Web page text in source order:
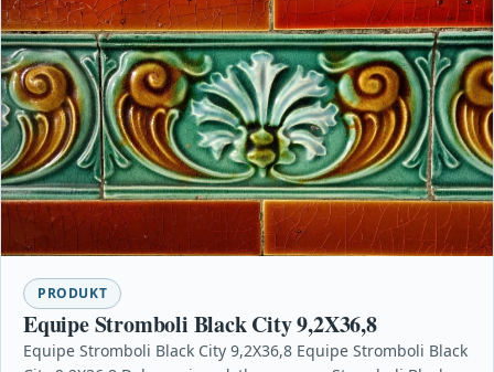
PRODUKT
Equipe Stromboli Black City 9,2X36,8
Equipe Stromboli Black City 9,2X36,8 Equipe Stromboli Black